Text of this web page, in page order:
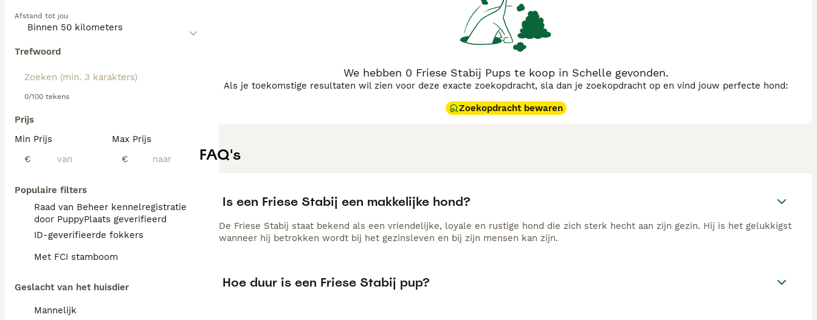
Afstand tot jou
Trefwoord
0/100 tekens
Prijs
Min Prijs
€
Max Prijs
€
Populaire filters
Raad van Beheer kennelregistratie
door PuppyPlaats geverifieerd
ID-geverifieerde fokkers
Met FCI stamboom
Geslacht van het huisdier
Mannelijk
We hebben 0 Friese Stabij Pups te koop in Schelle gevonden.
Als je toekomstige resultaten wil zien voor deze exacte zoekopdracht, sla dan je zoekopdracht op en vind jouw perfecte hond:
Zoekopdracht bewaren
FAQ's
Is een Friese Stabij een makkelijke hond?
De Friese Stabij staat bekend als een vriendelijke, loyale en rustige hond die zich sterk hecht aan zijn gezin. Hij is het gelukkigst
wanneer hij betrokken wordt bij het gezinsleven en bij zijn mensen kan zijn.
Hoe duur is een Friese Stabij pup?